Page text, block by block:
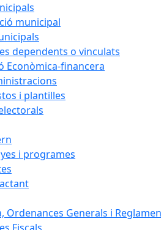
municipal
dependents o vinculats
Econòmica-financera
i plantilles
i programes
Ordenances Generals i